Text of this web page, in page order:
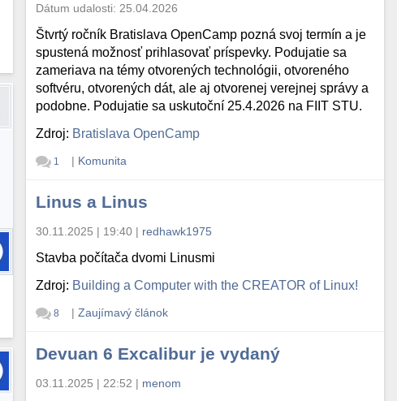
Dátum udalosti: 25.04.2026
Štvrtý ročník Bratislava OpenCamp pozná svoj termín a je
spustená možnosť prihlasovať príspevky. Podujatie sa
zameriava na témy otvorených technológii, otvoreného
softvéru, otvorených dát, ale aj otvorenej verejnej správy a
podobne. Podujatie sa uskutoční 25.4.2026 na FIIT STU.
Zdroj: Bratislava OpenCamp
1 | Komunita
Linus a Linus
30.11.2025 | 19:40 | redhawk1975
Stavba počítača dvomi Linusmi
Zdroj: Building a Computer with the CREATOR of Linux!
8 | Zaujímavý článok
Devuan 6 Excalibur je vydaný
03.11.2025 | 22:52 | menom